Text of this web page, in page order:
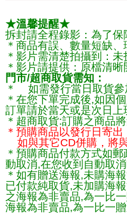
★溫馨提醒★
拆封請全程錄影：為了保
＊商品有誤、數量短缺
＊影片需清楚拍攝到：
＊影片請提供：原檔清
門市/超商取貨需知：
＊ 如需發行當日取貨參
＊在您下單完成後,如因
訂單請於當天或是次日
＊超商取貨:訂購之商品
＊預購商品以發行日寄
如與其它CD併購，將
＊預購商品付款方式如
動取消,在您收到自動取
＊如有贈送海報,未購海
已付款純取貨,未加購海
之海報為非賣品,為一比
海報為非賣品,為一比一